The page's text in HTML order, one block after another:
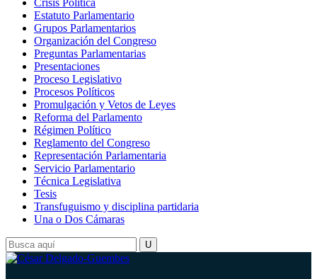
Crisis Política
Estatuto Parlamentario
Grupos Parlamentarios
Organización del Congreso
Preguntas Parlamentarias
Presentaciones
Proceso Legislativo
Procesos Políticos
Promulgación y Vetos de Leyes
Reforma del Parlamento
Régimen Político
Reglamento del Congreso
Representación Parlamentaria
Servicio Parlamentario
Técnica Legislativa
Tesis
Transfuguismo y disciplina partidaria
Una o Dos Cámaras